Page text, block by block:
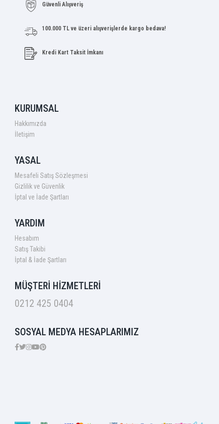
Güvenli Alışveriş
100.000 TL ve üzeri alışverişlerde kargo bedava!
Kredi Kart Taksit İmkanı
KURUMSAL
Hakkımızda
İletişim
YASAL
Mesafeli Satış Sözleşmesi
Gizlilik ve Güvenlik
İptal ve İade Şartları
YARDIM
Hesabım
Satış Takibi
İptal & İade Şartları
MÜŞTERİ HİZMETLERİ
0212 425 0404
SOSYAL MEDYA HESAPLARIMIZ